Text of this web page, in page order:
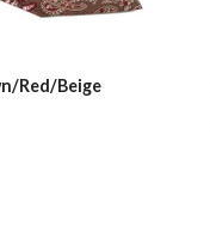
Red/Beige